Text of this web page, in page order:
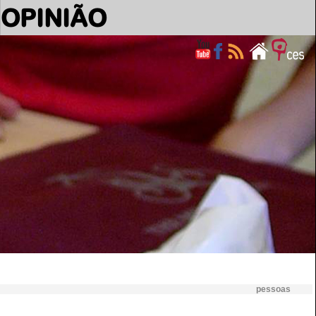
OPINIÃO
pessoas